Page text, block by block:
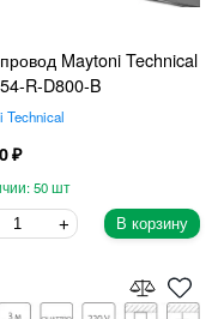
Maytoni Technical
R-D800-B
Technical
50
В корзину